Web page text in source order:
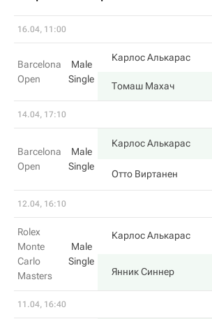
16.04, 11:00
Barcelona
Open
Male
Single
Карлос Алькарас
Томаш Махач
14.04, 17:10
Barcelona
Open
Male
Single
Карлос Алькарас
Отто Виртанен
12.04, 16:10
Rolex
Monte
Carlo
Masters
Male
Single
Карлос Алькарас
Янник Синнер
11.04, 16:40